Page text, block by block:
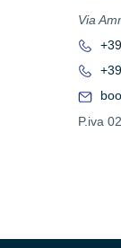
Via
P.iva